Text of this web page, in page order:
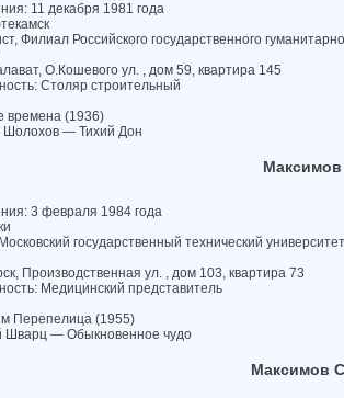
11 декабря 1981 года
Филиал Российского государственного
О.Кошевого ул. , дом 59, квартира 145
Столяр строительный
(1936)
Шолохов — Тихий Дон
Максимов
3 февраля 1984 года
государственный технический университет
Производственная ул. , дом 103, квартира 73
Медицинский представитель
Перепелица (1955)
Шварц — Обыкновенное чудо
Максимов